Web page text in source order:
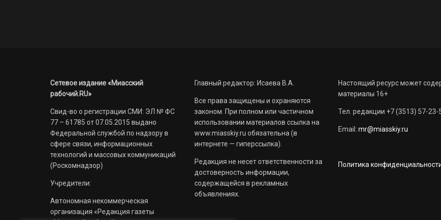
Сетевое издание «Миасский
рабочий.RU»
Свид-во о регистрации СМИ: ЭЛ № ФС
77 – 61785 от 07.05.2015 выдано
Федеральной службой по надзору в
сфере связи, информационных
технологий и массовых коммуникаций
(Роскомнадзор)
Учредители:
Автономная некоммерческая
организация «Редакция газеты
Главный редактор: Исаева В.А.
Все права защищены и охраняются
законом. При полном или частичном
использовании материалов ссылка на
www.miasskiy.ru обязательна (в
интернете — гиперссылка).
Редакция не несет ответственности за
достоверность информации,
содержащейся в рекламных
объявлениях.
Настоящий ресурс может
материалы 16+
Тел. редакции +7 (3513) 57-23-
Email: mr@miasskiy.ru
Политика